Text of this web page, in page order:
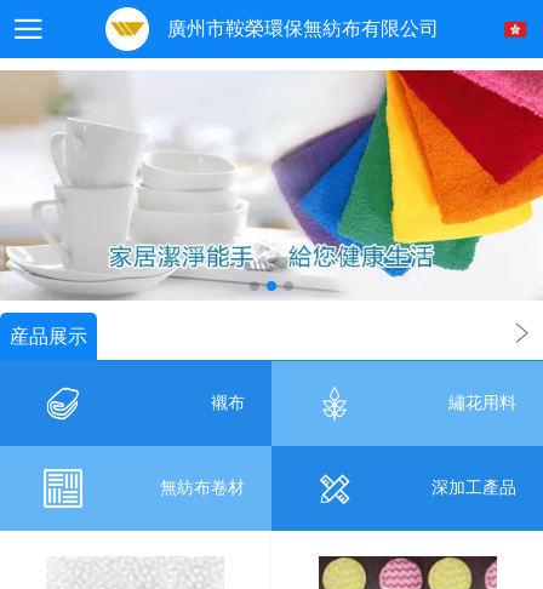
廣州市鞍榮環保無紡布有限公司
産品展示
襯布 繡花用料
無紡布卷材 深加工產品